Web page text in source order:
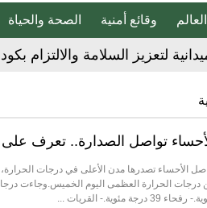
وقائع أمنية الصحة والحياة
على مشروع صندوق “الوقف
مارينو بوسيتش مديرا فنيًا لـ
الإساءة.. اتخاذ الإجراءات
القلب.. كيف تحميك حفنة مكسرات 5
تواصل الصدارة.. تعرف
39 درجة مئوية.- القريات ...